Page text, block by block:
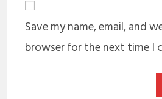
Save my name, email, and
browser for the next time I